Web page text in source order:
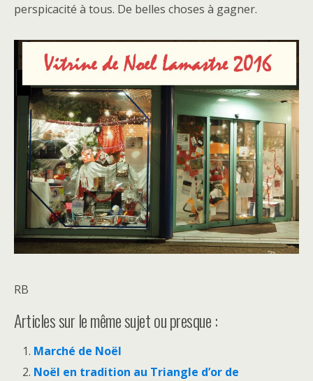
perspicacité à tous. De belles choses à gagner.
RB
Articles sur le même sujet ou presque :
Marché de Noël
Noël en tradition au Triangle d’or de